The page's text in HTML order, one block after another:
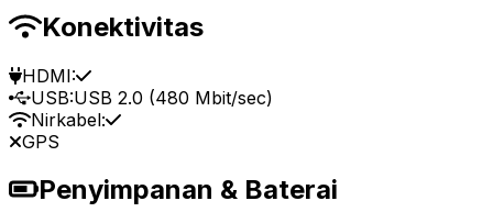
Konektivitas
HDMI:
USB:USB 2.0 (480 Mbit/sec)
Nirkabel:
GPS
Penyimpanan & Baterai